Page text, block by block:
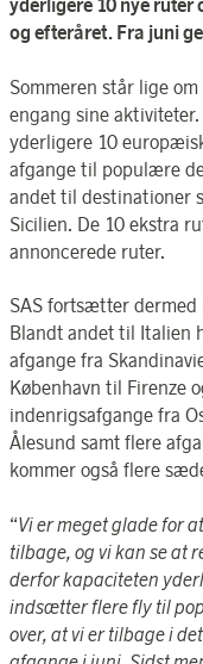
yderligere 10 nye ruter
og efteråret. Fra juni
Sommeren står lige
engang sine
yderligere 10
afgange til populære
andet til destinationer
Sicilien. De 10 ekstra
annoncerede ruter.
SAS fortsætter
Blandt andet til Italien
afgange fra
København til Firenze
indenrigsafgange fra
Ålesund samt flere
kommer også flere
“Vi er meget glade for
tilbage, og vi kan se at
derfor kapaciteten
indsætter flere fly til
over, at vi er tilbage i